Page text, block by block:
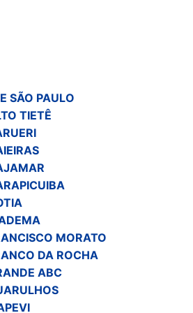
SÃO PAULO
TIETÊ
MORATO
DA ROCHA
ABC